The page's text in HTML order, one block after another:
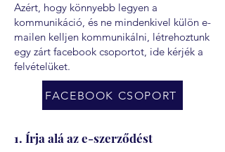
Azért, hogy könnyebb legyen a
kommunikáció, és ne mindenkivel külön e-
mailen kelljen kommunikálni, létrehoztunk
egy zárt facebook csoportot, ide kérjék a
felvételüket.
FACEBOOK CSOPORT
1. Írja alá az e-szerződést